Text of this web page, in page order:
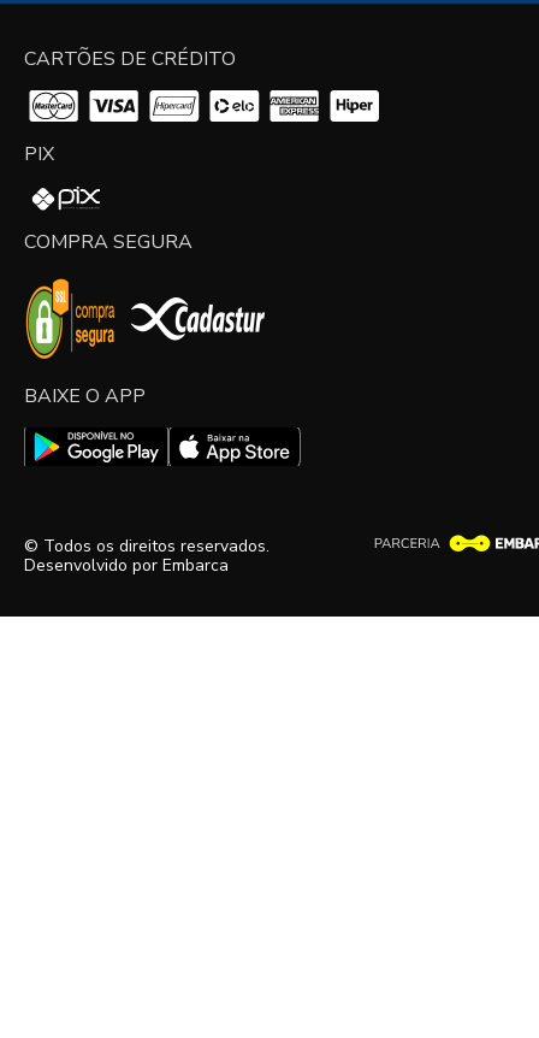
CARTÕES DE CRÉDITO
PIX
COMPRA SEGURA
BAIXE O APP
© Todos os direitos reservados.
Desenvolvido por Embarca